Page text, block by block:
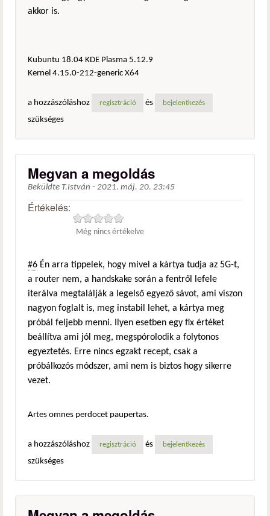
akkor is.
Kubuntu 18.04 KDE Plasma 5.12.9
Kernel 4.15.0-212-generic X64
a hozzászóláshoz regisztráció és bejelentkezés
szükséges
Megvan a megoldás
Beküldte T.István - 2021. máj. 20. 23:45
Értékelés:
Még nincs értékelve
#6 Én arra tippelek, hogy mivel a kártya tudja az 5G-t,
a router nem, a handskake során a fentről lefele
iterálva megtalálják a legelső egyező sávot, ami viszon
nagyon foglalt is, meg instabil lehet, a kártya meg
próbál feljebb menni. Ilyen esetben egy fix értéket
beállítva ami jól meg, megspórolodik a folytonos
egyeztetés. Erre nincs egzakt recept, csak a
próbálkozós módszer, ami nem is biztos hogy sikerre
vezet.
Artes omnes perdocet paupertas.
a hozzászóláshoz regisztráció és bejelentkezés
szükséges